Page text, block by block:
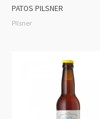
PATOS PILSNER
PIlsner